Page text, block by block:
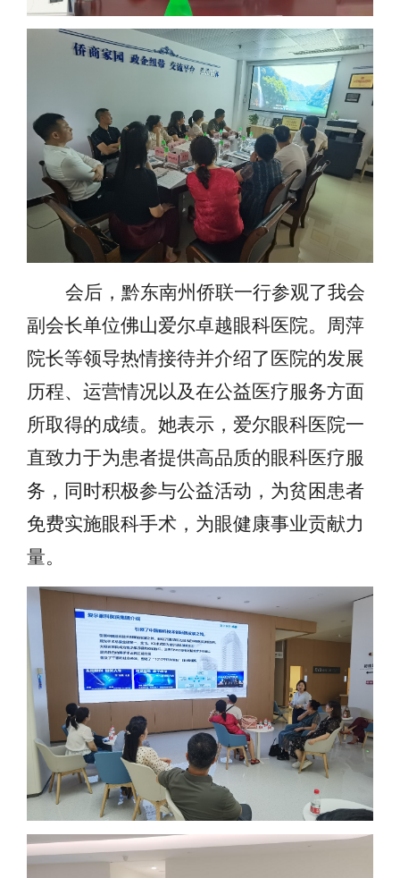
会后，黔东南州侨联一行参观了我会
副会长单位佛山爱尔卓越眼科医院。周萍
院长等领导热情接待并介绍了医院的发展
历程、运营情况以及在公益医疗服务方面
所取得的成绩。她表示，爱尔眼科医院一
直致力于为患者提供高品质的眼科医疗服
务，同时积极参与公益活动，为贫困患者
免费实施眼科手术，为眼健康事业贡献力
量。